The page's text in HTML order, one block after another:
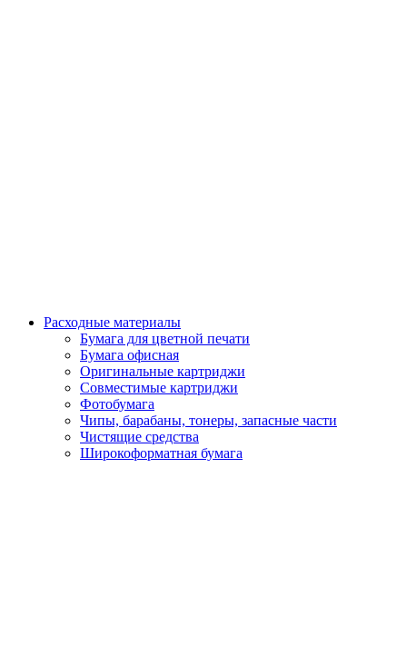
Расходные материалы
Бумага для цветной печати
Бумага офисная
Оригинальные картриджи
Совместимые картриджи
Фотобумага
Чипы, барабаны, тонеры, запасные части
Чистящие средства
Широкоформатная бумага